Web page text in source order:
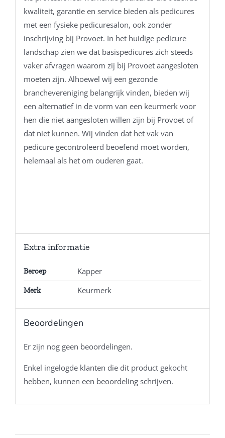
kwaliteit, garantie en service bieden als pedicures
met een fysieke pedicuresalon, ook zonder
inschrijving bij Provoet. In het huidige pedicure
landschap zien we dat basispedicures zich steeds
vaker afvragen waarom zij bij Provoet aangesloten
moeten zijn. Alhoewel wij een gezonde
branchevereniging belangrijk vinden, bieden wij
een alternatief in de vorm van een keurmerk voor
hen die niet aangesloten willen zijn bij Provoet of
dat niet kunnen. Wij vinden dat het vak van
pedicure gecontroleerd beoefend moet worden,
helemaal als het om ouderen gaat.
Extra informatie
Beroep Kapper
Merk Keurmerk
Beoordelingen
Er zijn nog geen beoordelingen.
Enkel ingelogde klanten die dit product gekocht
hebben, kunnen een beoordeling schrijven.